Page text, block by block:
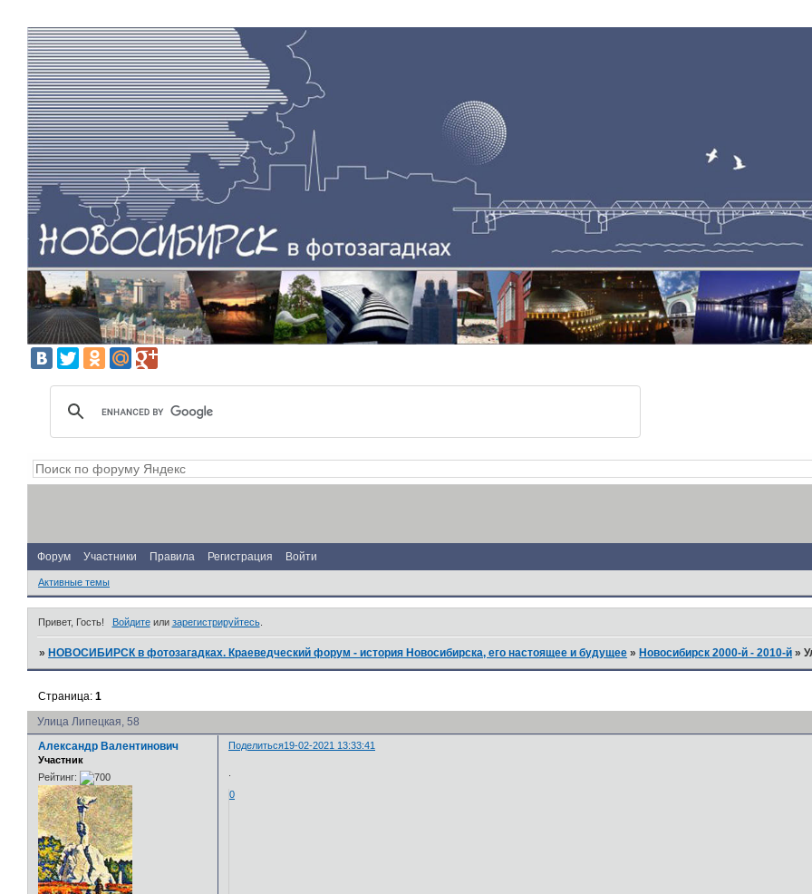
Форум Участники Правила Регистрация Войти
Активные темы
Привет, Гость! Войдитеили зарегистрируйтесь.
»НОВОСИБИРСК в фотозагадках. Краеведческий форум - история Новосибирска, его настоящее и будущее »Новосибирск 2000-й - 2010-й »
Улица Липецкая, 58
Страница:1
Поделиться19-02-2021 13:33:41
Александр Валентинович
Участник
Рейтинг:
0